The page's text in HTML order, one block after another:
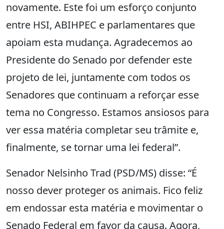
novamente. Este foi um esforço conjunto
entre HSI, ABIHPEC e parlamentares que
apoiam esta mudança. Agradecemos ao
Presidente do Senado por defender este
projeto de lei, juntamente com todos os
Senadores que continuam a reforçar esse
tema no Congresso. Estamos ansiosos para
ver essa matéria completar seu trâmite e,
finalmente, se tornar uma lei federal”.
Senador Nelsinho Trad (PSD/MS) disse: “É
nosso dever proteger os animais. Fico feliz
em endossar esta matéria e movimentar o
Senado Federal em favor da causa. Agora,